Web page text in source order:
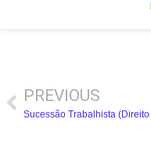
PREVIOUS